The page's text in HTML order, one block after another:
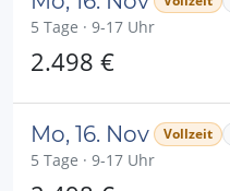
5 Tage · 9-17 Uhr
2.498 €
Mo, 16. Nov Vollzeit
5 Tage · 9-17 Uhr